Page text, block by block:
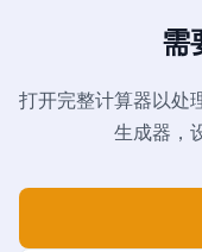
需
打开完整计算器以处
生成器，